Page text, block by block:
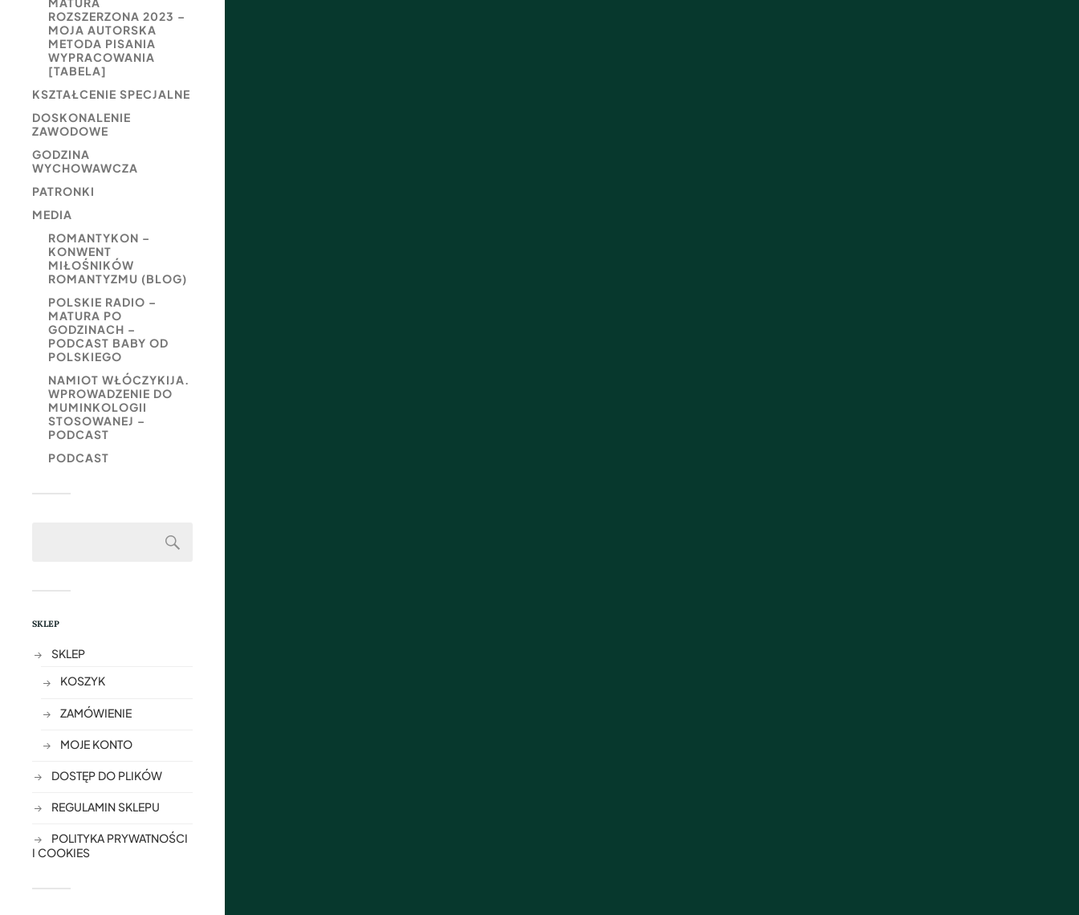
ROZSZERZONA 2023 –
MOJA AUTORSKA
METODA PISANIA
WYPRACOWANIA
[TABELA]
KSZTAŁCENIE SPECJALNE
DOSKONALENIE
ZAWODOWE
GODZINA
WYCHOWAWCZA
PATRONKI
MEDIA
ROMANTYKON –
KONWENT
MIŁOŚNIKÓW
ROMANTYZMU (BLOG)
POLSKIE RADIO –
MATURA PO
GODZINACH –
PODCAST BABY OD
POLSKIEGO
NAMIOT WŁÓCZYKIJA.
WPROWADZENIE DO
MUMINKOLOGII
STOSOWANEJ –
PODCAST
PODCAST
SKLEP
SKLEP
KOSZYK
ZAMÓWIENIE
MOJE KONTO
DOSTĘP DO PLIKÓW
REGULAMIN SKLEPU
POLITYKA PRYWATNOŚCI
I COOKIES